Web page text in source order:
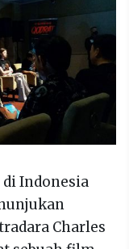
Indonesia
Charles